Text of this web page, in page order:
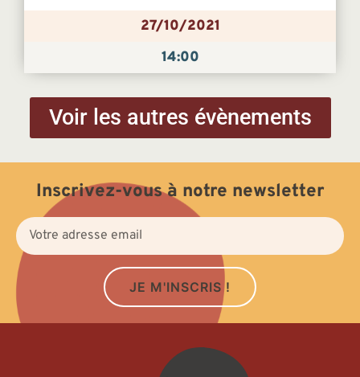
27/10/2021
14:00
Voir les autres évènements
Inscrivez-vous à notre newsletter
JE M'INSCRIS !